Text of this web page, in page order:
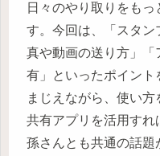
日々のやり取りをも
す。今回は、「スタン
真や動画の送り方」
有」といったポイント
まじえながら、使い
共有アプリを活用すれ
孫さんとも共通の話題